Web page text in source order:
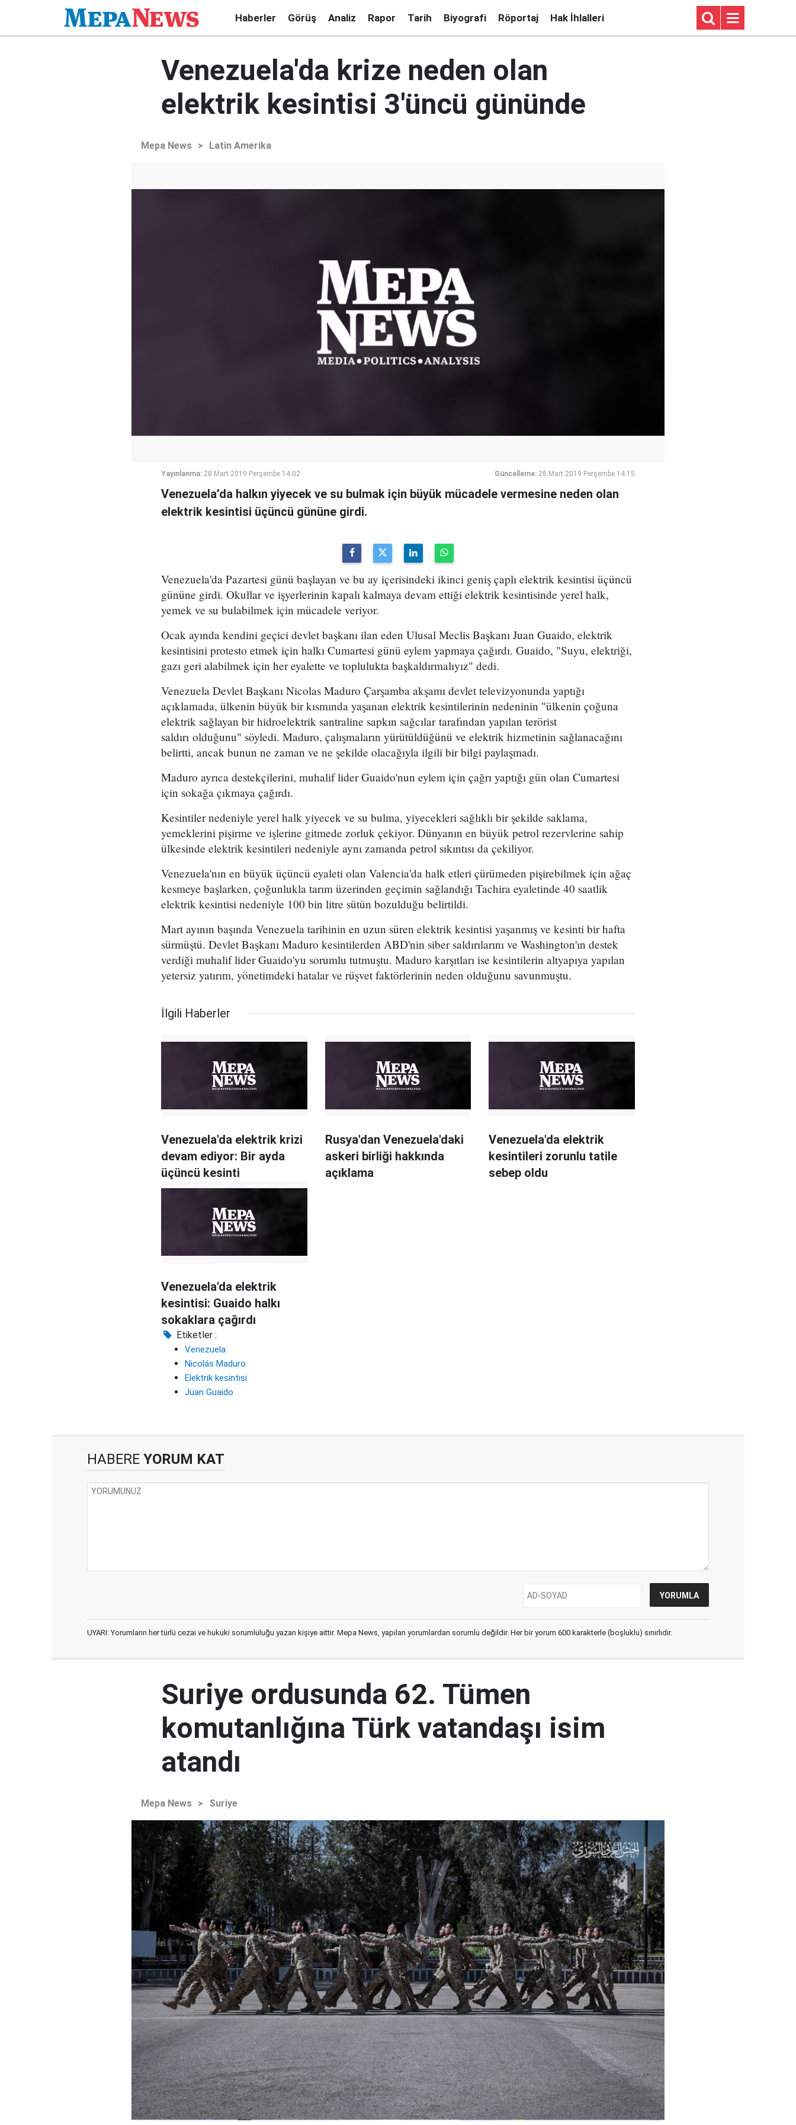
Haberler Görüş Analiz Rapor Tarih Biyografi Röportaj Hak İhlalleri
Venezuela'da krize neden olan
elektrik kesintisi 3'üncü gününde
Mepa News > Latin Amerika
Yayınlanma: 28 Mart 2019 Perşembe 14:02 Güncelleme: 28 Mart 2019 Perşembe 14:15
Venezuela’da halkın yiyecek ve su bulmak için büyük mücadele vermesine neden olan
elektrik kesintisi üçüncü gününe girdi.
Venezuela'da Pazartesi günü başlayan ve bu ay içerisindeki ikinci geniş çaplı elektrik kesintisi üçüncü
gününe girdi. Okullar ve işyerlerinin kapalı kalmaya devam ettiği elektrik kesintisinde yerel halk,
yemek ve su bulabilmek için mücadele veriyor.
Ocak ayında kendini geçici devlet başkanı ilan eden Ulusal Meclis Başkanı Juan Guaido, elektrik
kesintisini protesto etmek için halkı Cumartesi günü eylem yapmaya çağırdı. Guaido, "Suyu, elektriği,
gazı geri alabilmek için her eyalette ve toplulukta başkaldırmalıyız" dedi.
Venezuela Devlet Başkanı Nicolas Maduro Çarşamba akşamı devlet televizyonunda yaptığı
açıklamada, ülkenin büyük bir kısmında yaşanan elektrik kesintilerinin nedeninin "ülkenin çoğuna
elektrik sağlayan bir hidroelektrik santraline sapkın sağcılar tarafından yapılan terörist
saldırı olduğunu" söyledi. Maduro, çalışmaların yürütüldüğünü ve elektrik hizmetinin sağlanacağını
belirtti, ancak bunun ne zaman ve ne şekilde olacağıyla ilgili bir bilgi paylaşmadı.
Maduro ayrıca destekçilerini, muhalif lider Guaido'nun eylem için çağrı yaptığı gün olan Cumartesi
için sokağa çıkmaya çağırdı.
Kesintiler nedeniyle yerel halk yiyecek ve su bulma, yiyecekleri sağlıklı bir şekilde saklama,
yemeklerini pişirme ve işlerine gitmede zorluk çekiyor. Dünyanın en büyük petrol rezervlerine sahip
ülkesinde elektrik kesintileri nedeniyle aynı zamanda petrol sıkıntısı da çekiliyor.
Venezuela'nın en büyük üçüncü eyaleti olan Valencia'da halk etleri çürümeden pişirebilmek için ağaç
kesmeye başlarken, çoğunlukla tarım üzerinden geçimin sağlandığı Tachira eyaletinde 40 saatlik
elektrik kesintisi nedeniyle 100 bin litre sütün bozulduğu belirtildi.
Mart ayının başında Venezuela tarihinin en uzun süren elektrik kesintisi yaşanmış ve kesinti bir hafta
sürmüştü. Devlet Başkanı Maduro kesintilerden ABD'nin siber saldırılarını ve Washington'ın destek
verdiği muhalif lider Guaido'yu sorumlu tutmuştu. Maduro karşıtları ise kesintilerin altyapıya yapılan
yetersiz yatırım, yönetimdeki hatalar ve rüşvet faktörlerinin neden olduğunu savunmuştu.
İlgili Haberler
Venezuela'da elektrik krizi
devam ediyor: Bir ayda
üçüncü kesinti
Rusya'dan Venezuela'daki
askeri birliği hakkında
açıklama
Venezuela'da elektrik
kesintileri zorunlu tatile
sebep oldu
Venezuela'da elektrik
kesintisi: Guaido halkı
sokaklara çağırdı
Etiketler :
Venezuela
Nicolás Maduro
Elektrik kesintisi
Juan Guaido
HABERE YORUM KAT
UYARI: Yorumların her türlü cezai ve hukuki sorumluluğu yazan kişiye aittir. Mepa News, yapılan yorumlardan sorumlu değildir. Her bir yorum 600 karakterle (boşluklu) sınırlıdır.
Suriye ordusunda 62. Tümen
komutanlığına Türk vatandaşı isim
atandı
Mepa News > Suriye